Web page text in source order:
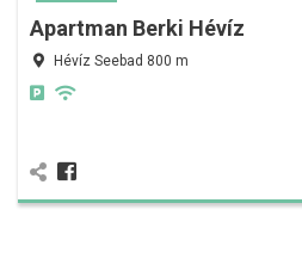
Apartman Berki Hévíz
Hévíz Seebad 800 m